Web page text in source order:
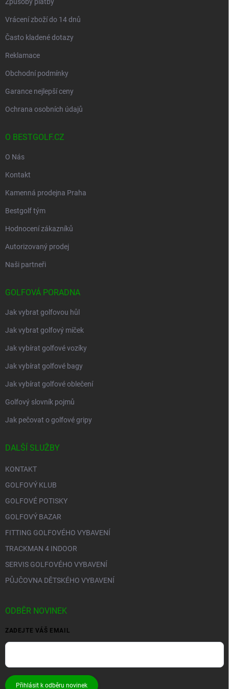
Způsoby platby
Vrácení zboží do 14 dnů
Často kladené dotazy
Reklamace
Obchodní podmínky
Garance nejlepší ceny
Ochrana osobních údajů
O BESTGOLF.CZ
O Nás
Kontakt
Kamenná prodejna Praha
Bestgolf tým
Hodnocení zákazníků
Autorizovaný prodej
Naši partneři
GOLFOVÁ PORADNA
Jak vybrat golfovou hůl
Jak vybrat golfový míček
Jak vybírat golfové vozíky
Jak vybírat golfové bagy
Jak vybírat golfové oblečení
Golfový slovník pojmů
Jak pečovat o golfové gripy
DALŠÍ SLUŽBY
KONTAKT
GOLFOVÝ KLUB
GOLFOVÉ POTISKY
GOLFOVÝ BAZAR
FITTING GOLFOVÉHO VYBAVENÍ
TRACKMAN 4 INDOOR
SERVIS GOLFOVÉHO VYBAVENÍ
PŮJČOVNA DĚTSKÉHO VYBAVENÍ
ODBĚR NOVINEK
ZADEJTE VÁŠ EMAIL
Přihlásit k odběru novinek